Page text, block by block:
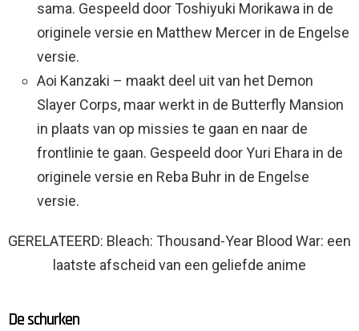
sama. Gespeeld door Toshiyuki Morikawa in de
originele versie en Matthew Mercer in de Engelse
versie.
Aoi Kanzaki – maakt deel uit van het Demon
Slayer Corps, maar werkt in de Butterfly Mansion
in plaats van op missies te gaan en naar de
frontlinie te gaan. Gespeeld door Yuri Ehara in de
originele versie en Reba Buhr in de Engelse
versie.
GERELATEERD: Bleach: Thousand-Year Blood War: een
laatste afscheid van een geliefde anime
De schurken